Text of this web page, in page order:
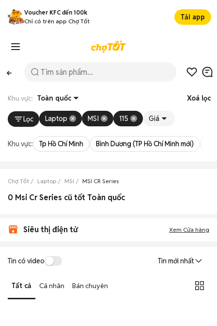
Voucher KFC đến 100k
Chỉ có trên app Chợ Tốt
Tải app
Khu vực: Toàn quốc Xoá lọc
Lọc Laptop MSI 115 Giá
Khu vực: Tp Hồ Chí Minh Bình Dương (TP Hồ Chí Minh mới)
Chợ Tốt Laptop MSI MSI CR Series
0 Msi Cr Series cũ tốt Toàn quốc
Siêu thị điện tử Xem Cửa hàng
Tin có video Tin mới nhất
Tất cả Cá nhân Bán chuyên